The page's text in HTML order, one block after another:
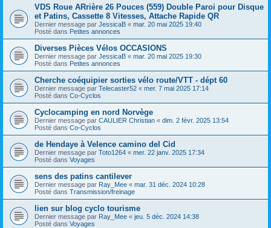
VDS Roue ARrière 26 Pouces (559) Double Paroi pour Disque
et Patins, Cassette 8 Vitesses, Attache Rapide QR
Dernier message par JessicaB « mar. 20 mai 2025 19:40
Posté dans Petites annonces
Diverses Pièces Vélos OCCASIONS
Dernier message par JessicaB « mar. 20 mai 2025 19:30
Posté dans Petites annonces
Cherche coéquipier sorties vélo route/VTT - dépt 60
Dernier message par Telecaster52 « mer. 7 mai 2025 17:14
Posté dans Co-Cyclos
Cyclocamping en nord Norvège
Dernier message par CAULIER Christian « dim. 2 févr. 2025 13:54
Posté dans Co-Cyclos
de Hendaye à Velence camino del Cid
Dernier message par Toto1264 « mer. 22 janv. 2025 17:34
Posté dans Voyages
sens des patins cantilever
Dernier message par Ray_Mee « mar. 31 déc. 2024 10:28
Posté dans Transmission/freinage
lien sur blog cyclo tourisme
Dernier message par Ray_Mee « jeu. 5 déc. 2024 14:38
Posté dans Voyages